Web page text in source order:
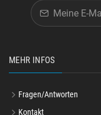
MEHR INFOS
Fragen/Antworten
Kontakt